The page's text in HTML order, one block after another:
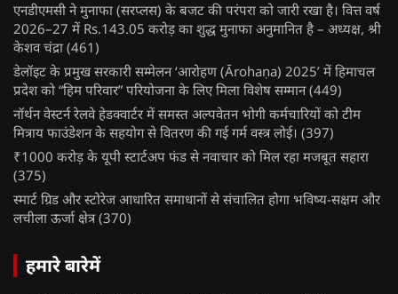
एनडीएमसी ने मुनाफा (सरप्लस) के बजट की परंपरा को जारी रखा है। वित्त वर्ष
2026–27 में Rs.143.05 करोड़ का शुद्ध मुनाफा अनुमानित है – अध्यक्ष, श्री
केशव चंद्रा (461)
डेलॉइट के प्रमुख सरकारी सम्मेलन ‘आरोहण (Ārohaṇa) 2025’ में हिमाचल
प्रदेश को “हिम परिवार” परियोजना के लिए मिला विशेष सम्मान (449)
नॉर्थन वेस्टर्न रेलवे हेडक्वार्टर में समस्त अल्पवेतन भोगी कर्मचारियों को टीम
मित्राय फाउंडेशन के सहयोग से वितरण की गई गर्म वस्त्र लोई। (397)
₹1000 करोड़ के यूपी स्टार्टअप फंड से नवाचार को मिल रहा मजबूत सहारा
(375)
स्मार्ट ग्रिड और स्टोरेज आधारित समाधानों से संचालित होगा भविष्य-सक्षम और
लचीला ऊर्जा क्षेत्र (370)
हमारे बारेमें